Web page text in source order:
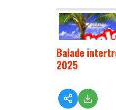
Balade
2025